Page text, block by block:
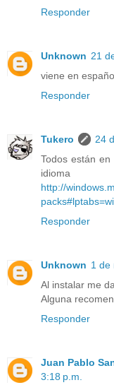
Responder
Unknown 21
viene en
Responder
Tukero
24
Todos están
idioma
http://
Responder
Unknown 1 de
Al instalar me
Alguna
Responder
Juan Pablo
3:18 p.m.